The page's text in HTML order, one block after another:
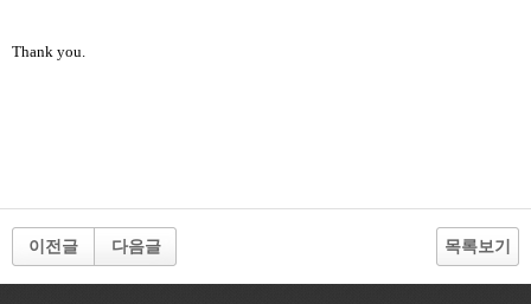
Thank you.
이전글 다음글 목록보기